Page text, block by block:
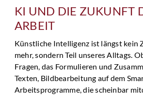
KI UND DIE ZUKUNFT
ARBEIT
Künstliche Intelligenz ist längst kein
mehr, sondern Teil unseres Alltags.
Fragen, das Formulieren und
Texten, Bildbearbeitung auf dem
Arbeitsprogramme, die scheinbar